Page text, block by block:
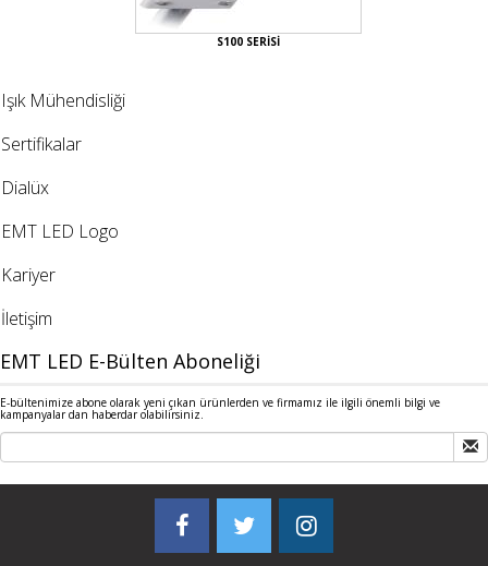
S100 SERİSİ
Işık Mühendisliği
Sertifikalar
Dialüx
EMT LED Logo
Kariyer
İletişim
EMT LED E-Bülten Aboneliği
E-bültenimize abone olarak yeni çıkan ürünlerden ve firmamız ile ilgili önemli bilgi ve
kampanyalar dan haberdar olabilirsiniz.